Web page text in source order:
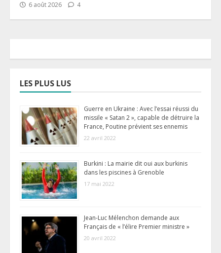
6 août 2026 4
LES PLUS LUS
Guerre en Ukraine : Avec l’essai réussi du
missile « Satan 2 », capable de détruire la
France, Poutine prévient ses ennemis
22 avril 2022
Burkini : La mairie dit oui aux burkinis
dans les piscines à Grenoble
17 mai 2022
Jean-Luc Mélenchon demande aux
Français de « l’élire Premier ministre »
20 avril 2022